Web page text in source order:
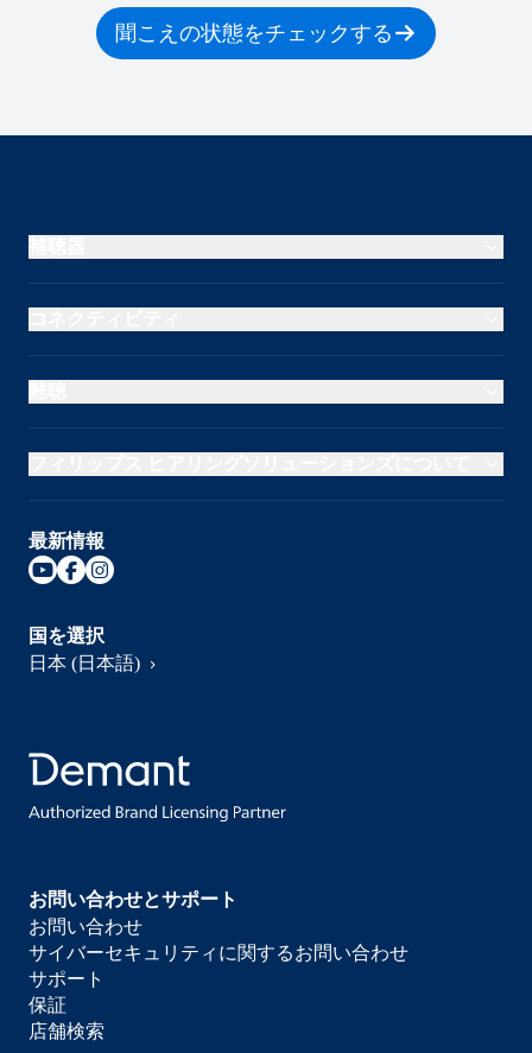
聞こえの状態をチェックする
お問い合わせとサポート
お問い合わせ
サイバーセキュリティに関するお問い合わせ
サポート
保証
店舗検索
最新情報
国を選択
日本 (日本語)